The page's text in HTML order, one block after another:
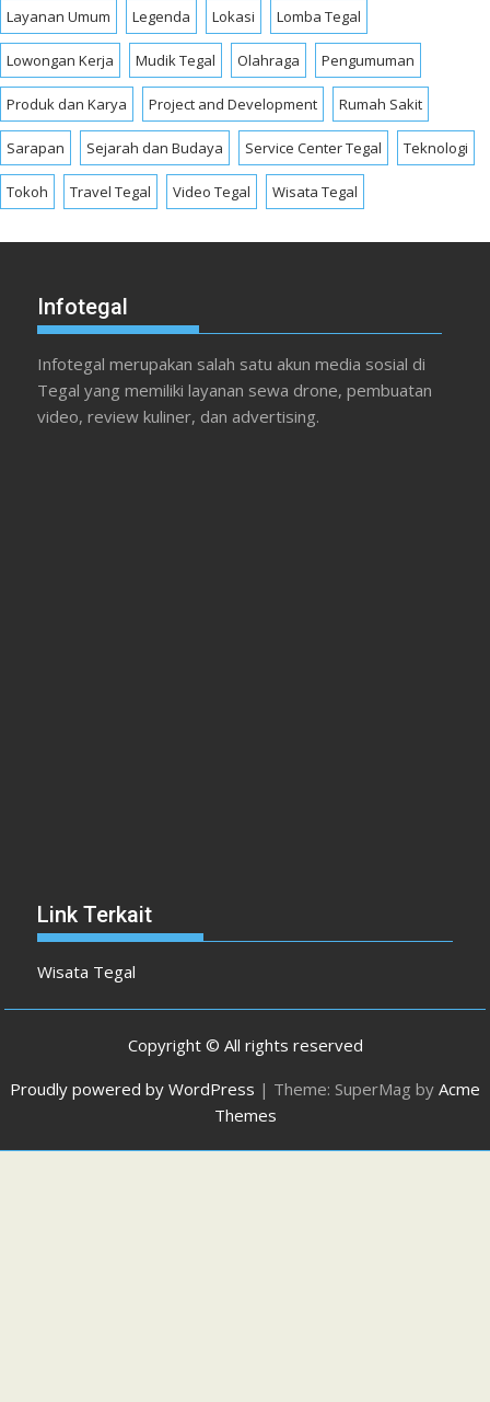
Layanan Umum Legenda Lokasi Lomba Tegal
Lowongan Kerja Mudik Tegal Olahraga Pengumuman
Produk dan Karya Project and Development Rumah Sakit
Sarapan Sejarah dan Budaya Service Center Tegal Teknologi
Tokoh Travel Tegal Video Tegal Wisata Tegal
Infotegal
Infotegal merupakan salah satu akun media sosial di
Tegal yang memiliki layanan sewa drone, pembuatan
video, review kuliner, dan advertising.
Link Terkait
Wisata Tegal
Copyright © All rights reserved
Proudly powered by WordPress | Theme: SuperMag by Acme
Themes